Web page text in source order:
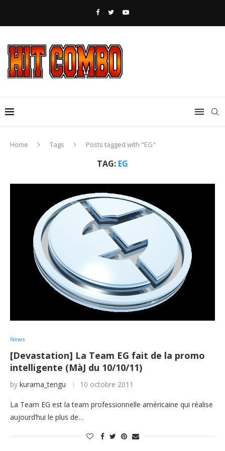
Home Tags Posts tagged with "EG"
TAG: EG
News
[Devastation] La Team EG fait de la promo
intelligente (MàJ du 10/10/11)
by kurama_tengu 10 octobre 2011
La Team EG est la team professionnelle américaine qui réalise
aujourd’hui le plus de…